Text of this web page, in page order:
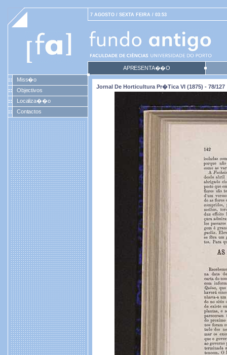
7 AGOSTO / SEXTA FEIRA / 03:53
APRESENTA��O
Miss�o
Objectivos
Localiza��o
Contactos
Jornal De Horticultura Pr�tica VI (1875) - 78/127